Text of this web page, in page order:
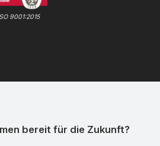
9001:2015
bereit für die Zukunft?